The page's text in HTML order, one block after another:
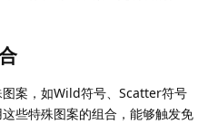
案，如Wild符号、Scatter符号
些特殊图案的组合，能够触发免